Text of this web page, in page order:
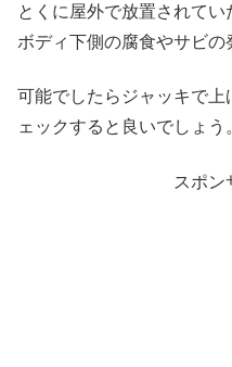
とくに屋外で放置されてい
ボディ下側の腐食やサビの
可能でしたらジャッキで
ェックすると良いでしょう
スポン